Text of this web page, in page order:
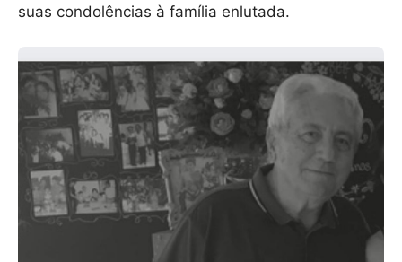
suas condolências à família enlutada.